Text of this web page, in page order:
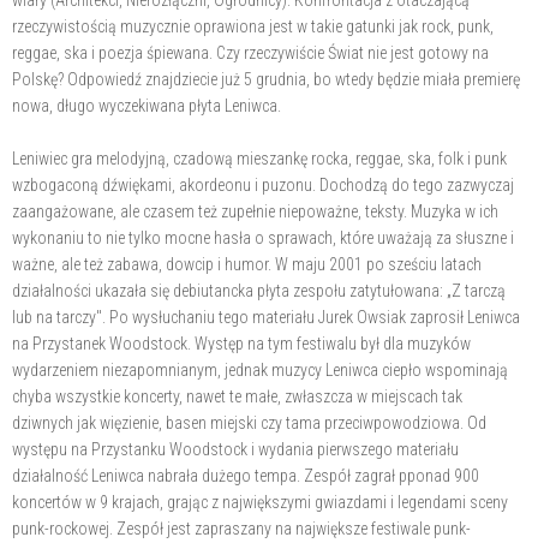
rzeczywistością muzycznie oprawiona jest w takie gatunki jak rock, punk,
reggae, ska i poezja śpiewana. Czy rzeczywiście Świat nie jest gotowy na
Polskę? Odpowiedź znajdziecie już 5 grudnia, bo wtedy będzie miała premierę
nowa, długo wyczekiwana płyta Leniwca.
Leniwiec gra melodyjną, czadową mieszankę rocka, reggae, ska, folk i punk
wzbogaconą dźwiękami, akordeonu i puzonu. Dochodzą do tego zazwyczaj
zaangażowane, ale czasem też zupełnie niepoważne, teksty. Muzyka w ich
wykonaniu to nie tylko mocne hasła o sprawach, które uważają za słuszne i
ważne, ale też zabawa, dowcip i humor. W maju 2001 po sześciu latach
działalności ukazała się debiutancka płyta zespołu zatytułowana: „Z tarczą
lub na tarczy". Po wysłuchaniu tego materiału Jurek Owsiak zaprosił Leniwca
na Przystanek Woodstock. Występ na tym festiwalu był dla muzyków
wydarzeniem niezapomnianym, jednak muzycy Leniwca ciepło wspominają
chyba wszystkie koncerty, nawet te małe, zwłaszcza w miejscach tak
dziwnych jak więzienie, basen miejski czy tama przeciwpowodziowa. Od
występu na Przystanku Woodstock i wydania pierwszego materiału
działalność Leniwca nabrała dużego tempa. Zespół zagrał pponad 900
koncertów w 9 krajach, grając z największymi gwiazdami i legendami sceny
punk-rockowej. Zespół jest zapraszany na największe festiwale punk-